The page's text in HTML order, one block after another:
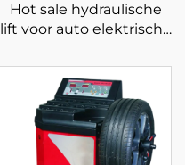
Hot sale hydraulische
lift voor auto elektrische
schaarlift voor auto